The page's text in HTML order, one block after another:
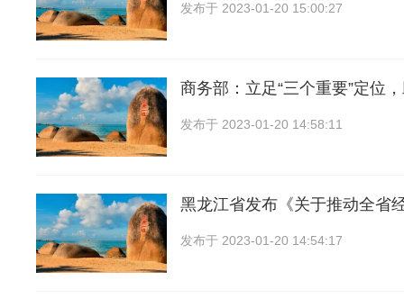
发布于 2023-01-20 15:00:27
商务部：立足“三个重要”定位
发布于 2023-01-20 14:58:11
黑龙江省发布《关于推动全省
发布于 2023-01-20 14:54:17